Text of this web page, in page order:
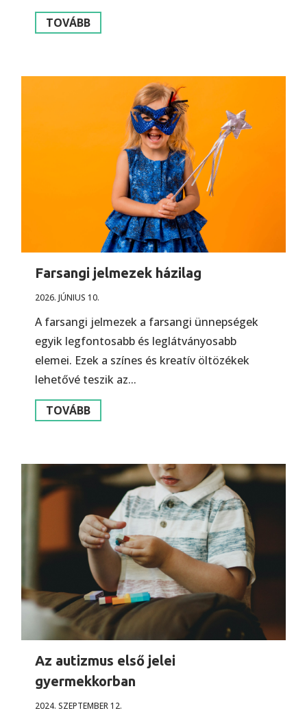
TOVÁBB
Farsangi jelmezek házilag
2026. JÚNIUS 10.
A farsangi jelmezek a farsangi ünnepségek
egyik legfontosabb és leglátványosabb
elemei. Ezek a színes és kreatív öltözékek
lehetővé teszik az...
TOVÁBB
Az autizmus első jelei
gyermekkorban
2024. SZEPTEMBER 12.